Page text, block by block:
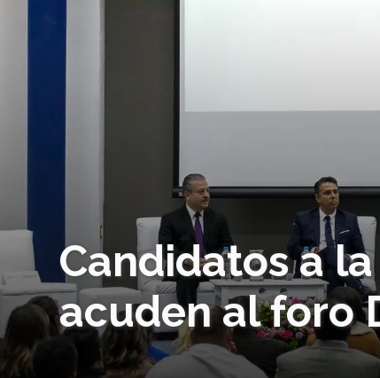
Candidatos a
acuden al foro